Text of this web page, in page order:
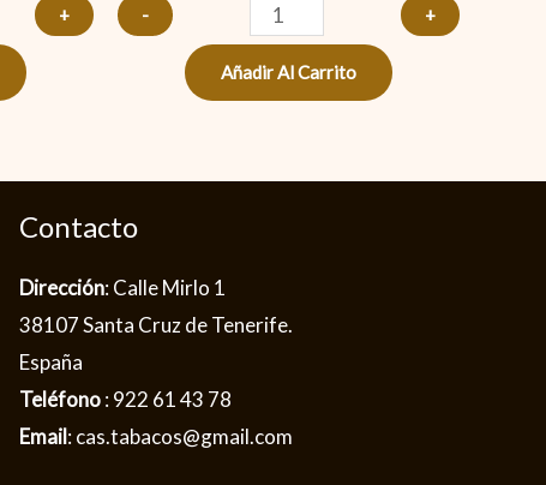
+
-
+
Añadir Al Carrito
Contacto
Dirección: Calle Mirlo 1
38107 Santa Cruz de Tenerife.
España
Teléfono: 922 61 43 78
Email: cas.tabacos@gmail.com